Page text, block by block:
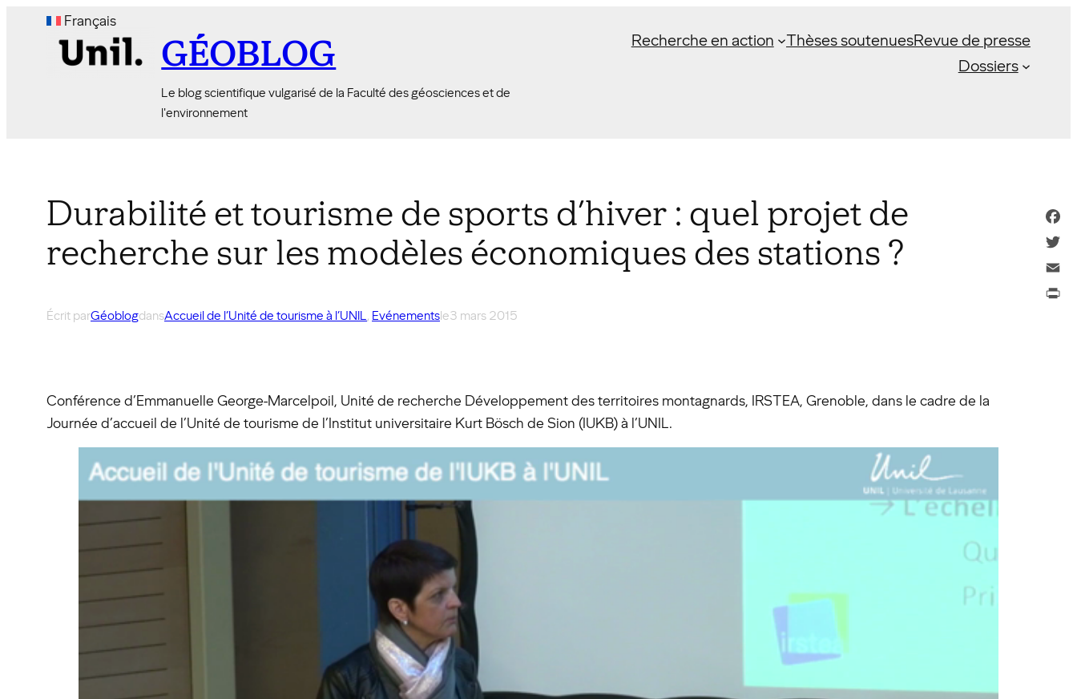
Français
GÉOBLOG
Le blog scientifique vulgarisé de la Faculté des géosciences et de
l'environnement
Recherche en action Thèses soutenuesRevue de presse
Dossiers
Durabilité et tourisme de sports d’hiver : quel projet de
recherche sur les modèles économiques des stations ?
Écrit parGéoblogdansAccueil de l’Unité de tourisme à l’UNIL Evénementsle3 mars 2015
Conférence d’Emmanuelle George-Marcelpoil, Unité de recherche Développement des territoires montagnards, IRSTEA, Grenoble, dans le cadre de la
Journée d’accueil de l’Unité de tourisme de l’Institut universitaire Kurt Bösch de Sion (IUKB) à l’UNIL.
Email